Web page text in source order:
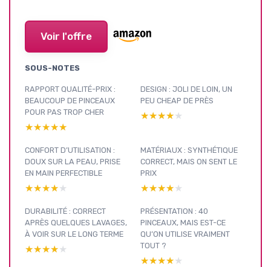
Voir l'offre
SOUS-NOTES
RAPPORT QUALITÉ-PRIX :
BEAUCOUP DE PINCEAUX
POUR PAS TROP CHER
★★★★★
★★★★★
DESIGN : JOLI DE LOIN, UN
PEU CHEAP DE PRÈS
★★★★★
★★★★★
CONFORT D’UTILISATION :
DOUX SUR LA PEAU, PRISE
EN MAIN PERFECTIBLE
★★★★★
★★★★★
MATÉRIAUX : SYNTHÉTIQUE
CORRECT, MAIS ON SENT LE
PRIX
★★★★★
★★★★★
DURABILITÉ : CORRECT
APRÈS QUELQUES LAVAGES,
À VOIR SUR LE LONG TERME
★★★★★
★★★★★
PRÉSENTATION : 40
PINCEAUX, MAIS EST-CE
QU’ON UTILISE VRAIMENT
TOUT ?
★★★★★
★★★★★